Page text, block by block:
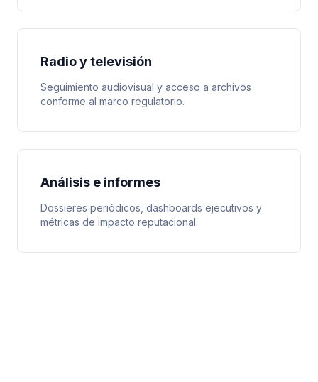
Radio y televisión
Seguimiento audiovisual y acceso a archivos
conforme al marco regulatorio.
Análisis e informes
Dossieres periódicos, dashboards ejecutivos y
métricas de impacto reputacional.